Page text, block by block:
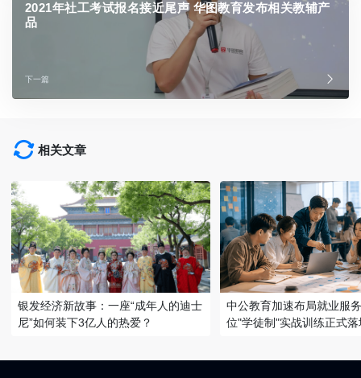
2021年社工考试报名接近尾声 华图教育发布相关教辅产
品
下一篇
相关文章
银发经济新故事：一座“成年人的迪士
尼”如何装下3亿人的热爱？
中公教育加速布局就业服
位"学徒制"实战训练正式落